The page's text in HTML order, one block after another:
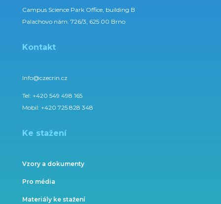
Campus Science Park Office, building B
Palachovo nám. 726/3, 625 00 Brno
Kontakt
Info@czecrin.cz
Tel: +420 549 498 165
Mobil: +420 725 828 348
Ke stažení
Vzory a dokumenty
Pro média
Materiály ke stažení